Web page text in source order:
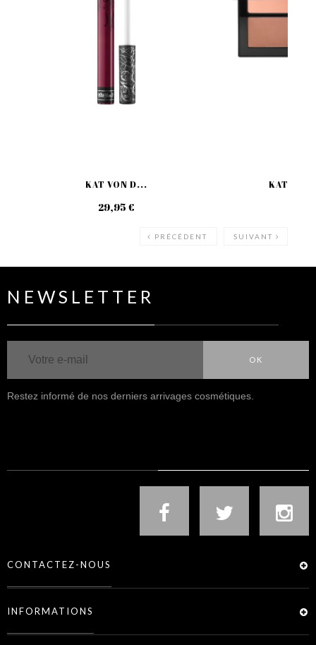
KAT VON D...
29,95 €
KAT VON
PRÉCÉDENT SUIVANT
NEWSLETTER
OK
Restez informé de nos derniers arrivages cosmétiques.
CONTACTEZ-NOUS
INFORMATIONS